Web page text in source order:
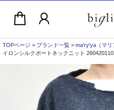
TOPページ > ブランド一覧 > ma'ry'ya（マリ
イロンシルクボートネックニット